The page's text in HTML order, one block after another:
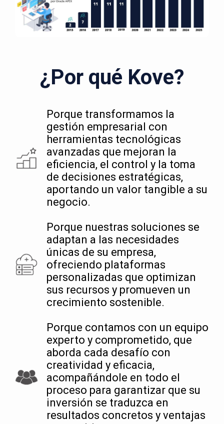
¿Por qué Kove?
Porque transformamos la
gestión empresarial con
herramientas tecnológicas
avanzadas que mejoran la
eficiencia, el control y la toma
de decisiones estratégicas,
aportando un valor tangible a su
negocio.
Porque nuestras soluciones se
adaptan a las necesidades
únicas de su empresa,
ofreciendo plataformas
personalizadas que optimizan
sus recursos y promueven un
crecimiento sostenible.
Porque contamos con un equipo
experto y comprometido, que
aborda cada desafío con
creatividad y eficacia,
acompañándole en todo el
proceso para garantizar que su
inversión se traduzca en
resultados concretos y ventajas